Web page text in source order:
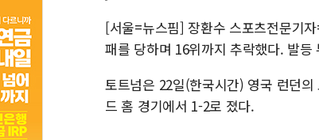
[서울=뉴스핌] 장환수 스포츠전문기
패를 당하며 16위까지 추락했다. 발
토트넘은 22일(한국시간) 영국 런던
드 홈 경기에서 1-2로 졌다.